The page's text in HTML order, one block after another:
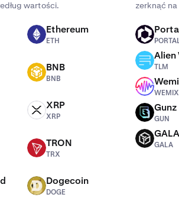
wartości.
ETH Ethereum
ETH
BNB BNB
BNB
XRP XRP
XRP
TRX TRON
TRX
DOGE Dogecoin
DOGE
zerknąć
PORTAL
TLM Alien
TLM
WEMIX
WEMIX
GUN Gunz
GUN
GALA GALA
GALA